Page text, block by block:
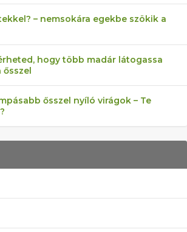
– nemsokára egekbe szökik a
hogy több madár látogassa
ősszel
ősszel nyíló virágok – Te